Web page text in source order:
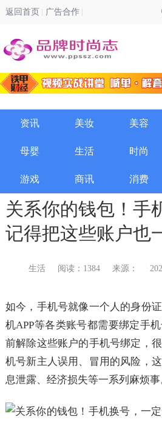
返回首页 广告合作
资讯 美妆 美容
母婴 生活 时尚
游戏 商讯 消费
关系你的钱包！手
记得把这些账户也
生活 阅读：1384 来源：
如今，手机号就像一个人的身份
机APP等各类账号都需要绑定手
前解除这些账户的手机号绑定，
机号新主人误用、冒用的风险，
息泄露、经济损失等一系列麻烦事